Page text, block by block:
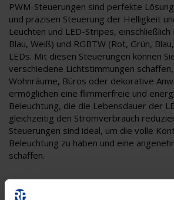
PWM-Steuerungen sind perfekte
und präzisen Steuerung der Helligkeit
Leuchten und LED-Stripes, einschließlich
Blau, Weiß) und RGBTW (Rot, Grün,
LEDs. Mit diesen Steuerungen können
verschiedene Lichtstimmungen
Wohnräume, Büros oder dekorative
ermöglichen eine flimmerfreie und
Beleuchtung, die die Lebensdauer der
gleichzeitig den Stromverbrauch
Steuerungen sind ideal, um die volle
Beleuchtung zu haben und eine
schaffen.